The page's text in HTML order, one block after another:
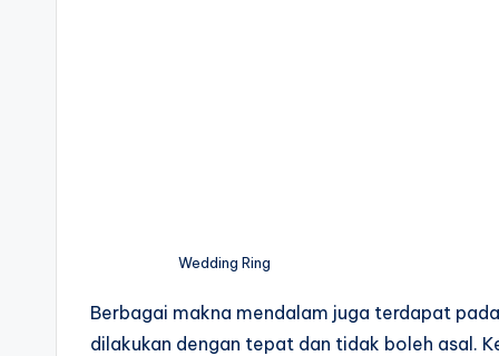
Wedding Ring
Berbagai makna mendalam juga terdapat
dilakukan dengan tepat dan tidak boleh asal.